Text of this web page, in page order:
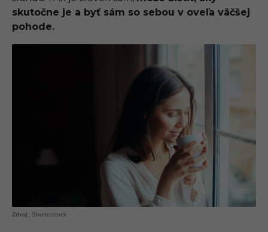
skutočne je a byť sám so sebou v oveľa väčšej
pohode.
Shutterstock